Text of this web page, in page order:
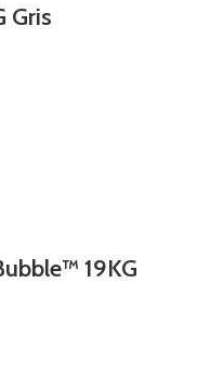
Gris
19KG